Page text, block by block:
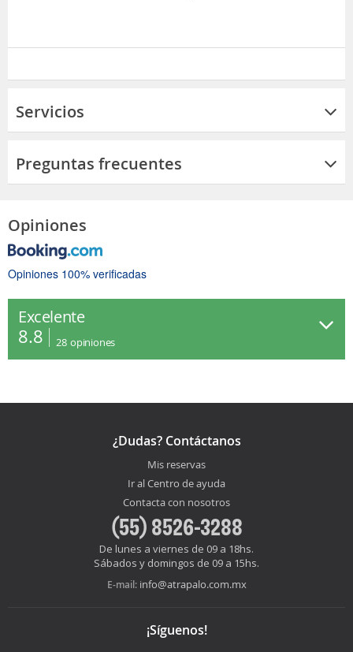
Servicios
Preguntas frecuentes
Opiniones
Opiniones 100% verificadas
Excelente
8.8 28 opiniones
¿Dudas? Contáctanos
Mis reservas
Ir al Centro de ayuda
Contacta con nosotros
(55) 8526-3288
De lunes a viernes de 09 a 18hs.
Sábados y domingos de 09 a 15hs.
E-mail: info@atrapalo.com.mx
¡Síguenos!